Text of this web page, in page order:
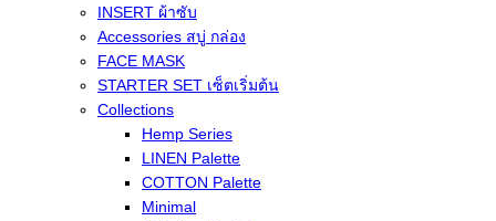
INSERT ผ้าซับ
Accessories สบู่ กล่อง
FACE MASK
STARTER SET เซ็ตเริ่มต้น
Collections
Hemp Series
LINEN Palette
COTTON Palette
Minimal